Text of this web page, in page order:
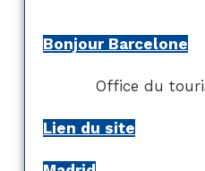
Bonjour Barcelone
Office du
Lien du site